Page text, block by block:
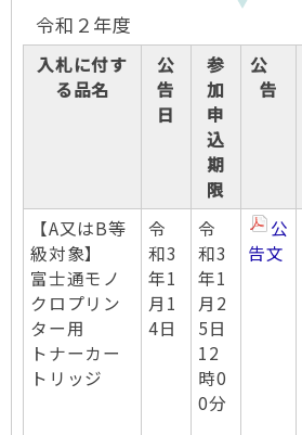
令和２年度
入札に付す
る品名
公
告
日
参
加
申
込
期
限
公
告
【A又はB等
級対象】
富士通モノ
クロプリン
ター用
トナーカー
トリッジ
令
和3
年1
月1
4日
令
和3
年1
月2
5日
12
時0
0分
公
告文